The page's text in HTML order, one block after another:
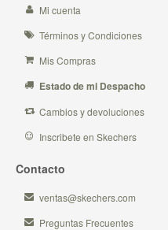
Mi cuenta
Términos y Condiciones
Mis Compras
Estado de mi Despacho
Cambios y devoluciones
Inscribete en Skechers
Contacto
ventas@skechers.com
Preguntas Frecuentes